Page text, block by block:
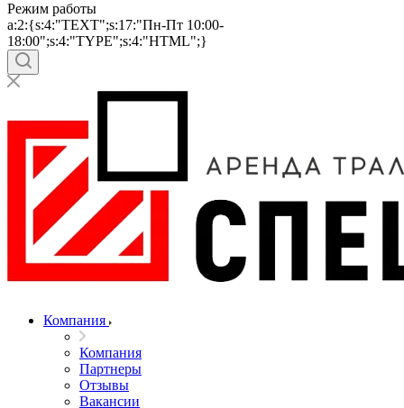
Режим работы
a:2:{s:4:"TEXT";s:17:"Пн-Пт 10:00-
18:00";s:4:"TYPE";s:4:"HTML";}
Компания
Компания
Партнеры
Отзывы
Вакансии